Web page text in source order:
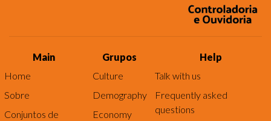
Main
Home
Sobre
Conjuntos de
Grupos
Culture
Demography
Economy
Help
Talk with us
Frequently asked
questions